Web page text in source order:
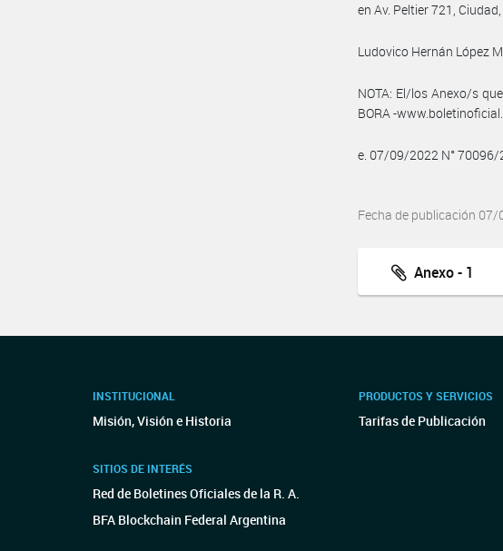
en Av. Peltier 721,
Ludovico Hernán López
NOTA: El/los Anexo/s
BORA -
e. 07/09/2022 N°
Fecha de publicación
Anexo - 1
INSTITUCIONAL
Misión, Visión e Historia
SITIOS DE INTERÉS
Red de Boletines Oficiales de la R. A.
BFA Blockchain Federal Argentina
PRODUCTOS Y SERVICIOS
Tarifas de Publicación